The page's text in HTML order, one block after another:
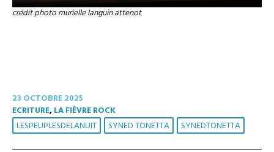
crédit photo murielle languin attenot
23 OCTOBRE 2025
ECRITURE,LA FIÈVRE ROCK
LESPEUPLESDELANUIT SYNED TONETTA SYNEDTONETTA